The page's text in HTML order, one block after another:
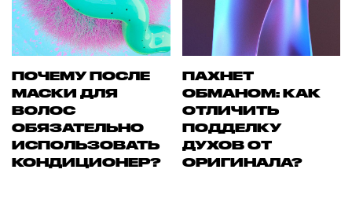
ПОЧЕМУ ПОСЛЕ
МАСКИ ДЛЯ
ВОЛОС
ОБЯЗАТЕЛЬНО
ИСПОЛЬЗОВАТЬ
КОНДИЦИОНЕР?
ПАХНЕТ
ОБМАНОМ: КАК
ОТЛИЧИТЬ
ПОДДЕЛКУ
ДУХОВ ОТ
ОРИГИНАЛА?